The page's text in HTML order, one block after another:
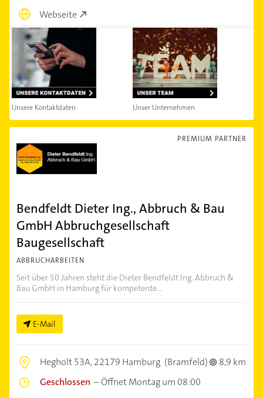
Webseite
Unsere Kontaktdaten Unser Unternehmen
PREMIUM PARTNER
Bendfeldt Dieter Ing., Abbruch & Bau
GmbH Abbruchgesellschaft
Baugesellschaft
ABBRUCHARBEITEN
Seit über 50 Jahren steht die Dieter Bendfeldt Ing. Abbruch &
Bau GmbH in Hamburg für kompetente...
E-Mail
Hegholt 53A,22179 Hamburg (Bramfeld)
8,9 km
Geschlossen –Öffnet Montag um 08:00